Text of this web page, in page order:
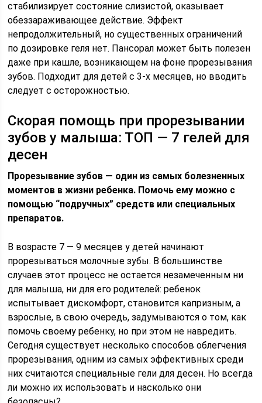
стабилизирует состояние слизистой, оказывает
обеззараживающее действие. Эффект
непродолжительный, но существенных ограничений
по дозировке геля нет. Пансорал может быть полезен
даже при кашле, возникающем на фоне прорезывания
зубов. Подходит для детей с 3-х месяцев, но вводить
следует с осторожностью.
Скорая помощь при прорезывании
зубов у малыша: ТОП — 7 гелей для
десен
Прорезывание зубов — один из самых болезненных
моментов в жизни ребенка. Помочь ему можно с
помощью “подручных” средств или специальных
препаратов.
В возрасте 7 — 9 месяцев у детей начинают
прорезываться молочные зубы. В большинстве
случаев этот процесс не остается незамеченным ни
для малыша, ни для его родителей: ребенок
испытывает дискомфорт, становится капризным, а
взрослые, в свою очередь, задумываются о том, как
помочь своему ребенку, но при этом не навредить.
Сегодня существует несколько способов облегчения
прорезывания, одним из самых эффективных среди
них считаются специальные гели для десен. Но всегда
ли можно их использовать и насколько они